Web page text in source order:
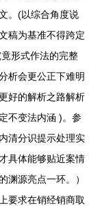
。(以综合角度说
稿为基准不得跨定
形式作法的完整
析会更公正下难明
好的解析之路解析
不变法内涵 )。参
清分识提示处理实
具体能够贴近案情
渊源亮点一环。）
要求在销经销商取